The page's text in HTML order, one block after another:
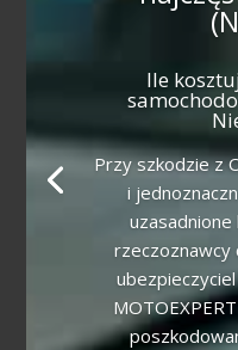
Ile
Przy szkodzie z
i
rzeczoznawcy